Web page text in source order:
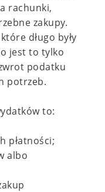
rachunki,
zakupy.
długo były
jest to tylko
podatku
potrzeb.
to:
płatności;
albo